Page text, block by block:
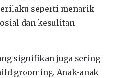
seperti menarik
dan kesulitan
signifikan juga sering
grooming. Anak-anak